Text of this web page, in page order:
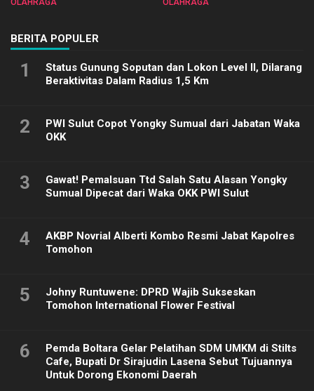
OLAHRAGA OLAHRAGA
BERITA POPULER
1
Status Gunung Soputan dan Lokon Level II, Dilarang
Beraktivitas Dalam Radius 1,5 Km
2
PWI Sulut Copot Yongky Sumual dari Jabatan Waka
OKK
3
Gawat! Pemalsuan Ttd Salah Satu Alasan Yongky
Sumual Dipecat dari Waka OKK PWI Sulut
4
AKBP Novrial Alberti Kombo Resmi Jabat Kapolres
Tomohon
5
Johny Runtuwene: DPRD Wajib Sukseskan
Tomohon International Flower Festival
6
Pemda Boltara Gelar Pelatihan SDM UMKM di Stilts
Cafe, Bupati Dr Sirajudin Lasena Sebut Tujuannya
Untuk Dorong Ekonomi Daerah